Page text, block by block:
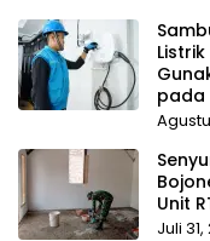
pada
Unit
Juli